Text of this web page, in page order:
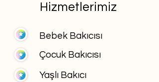
Hizmetlerimiz
Bebek Bakıcısı
Çocuk Bakıcısı
Yaşlı Bakıcı